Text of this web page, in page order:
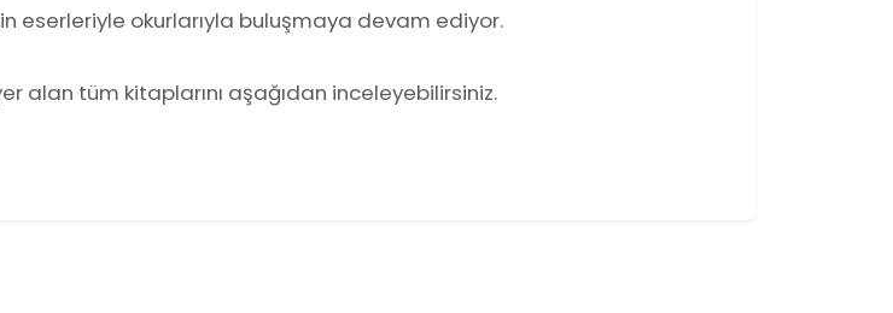
eserleriyle okurlarıyla buluşmaya devam ediyor.
alan tüm kitaplarını aşağıdan inceleyebilirsiniz.